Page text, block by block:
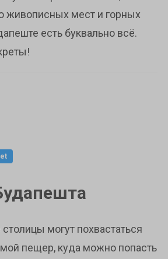
живописных мест и горных
есть буквально всё.
могут похвастаться
пещер, куда можно попасть